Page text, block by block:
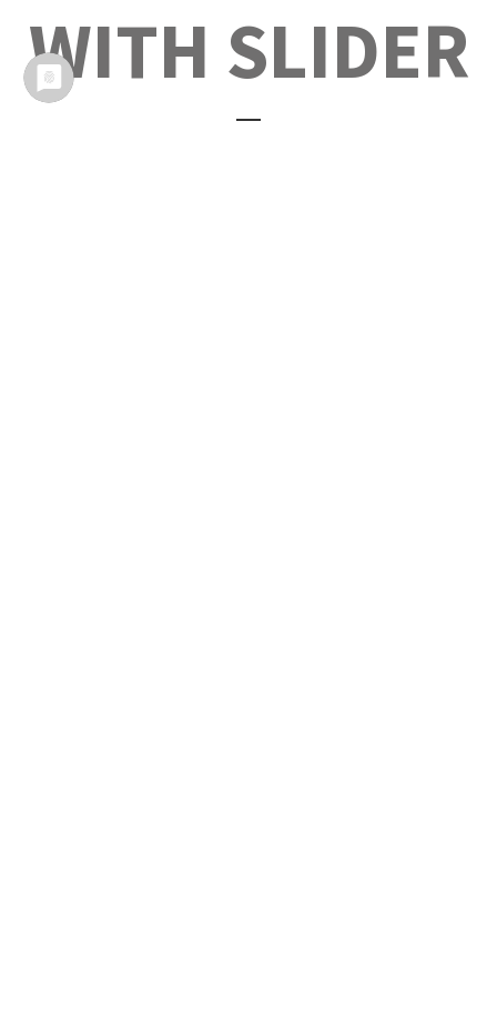
WITH SLIDER